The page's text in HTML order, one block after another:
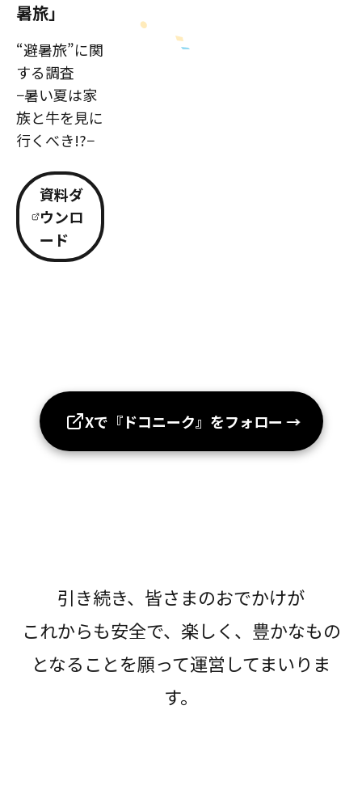
暑旅」
“避暑旅”に関
する調査
−暑い夏は家
族と牛を見に
行くべき!?−
資料ダ
ウンロ
ード
Xで『ドコニーク』をフォロー →
引き続き、皆さまのおでかけが
これからも安全で、楽しく、豊かなもの
となることを願って運営してまいりま
す。